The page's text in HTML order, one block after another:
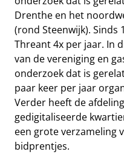
Drenthe en het
(rond Steenwijk).
Threant 4x per jaar. In
van de vereniging en
onderzoek dat is
paar keer per jaar
Verder heeft de
gedigitaliseerde
een grote verzameling
bidprentjes.